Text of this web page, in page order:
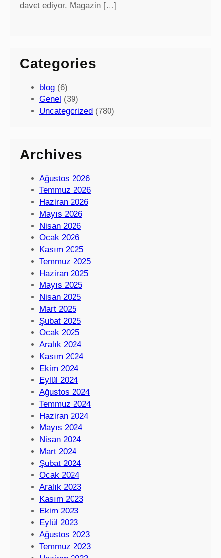
davet ediyor. Magazin […]
Categories
blog (6)
Genel (39)
Uncategorized (780)
Archives
Ağustos 2026
Temmuz 2026
Haziran 2026
Mayıs 2026
Nisan 2026
Ocak 2026
Kasım 2025
Temmuz 2025
Haziran 2025
Mayıs 2025
Nisan 2025
Mart 2025
Şubat 2025
Ocak 2025
Aralık 2024
Kasım 2024
Ekim 2024
Eylül 2024
Ağustos 2024
Temmuz 2024
Haziran 2024
Mayıs 2024
Nisan 2024
Mart 2024
Şubat 2024
Ocak 2024
Aralık 2023
Kasım 2023
Ekim 2023
Eylül 2023
Ağustos 2023
Temmuz 2023